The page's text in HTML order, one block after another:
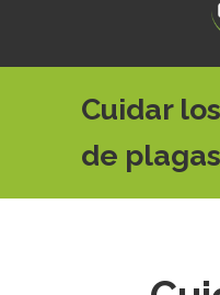
Cuidar
de